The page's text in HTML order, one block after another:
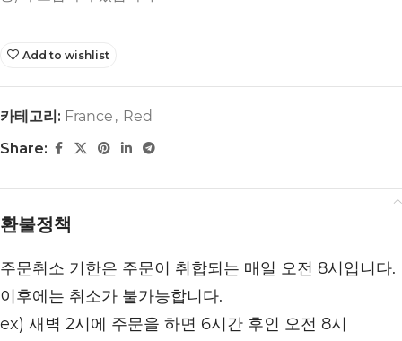
Add to wishlist
카테고리: France , Red
Share:
환불정책
주문취소 기한은 주문이 취합되는 매일 오전 8시입니다.
이후에는 취소가 불가능합니다.
ex) 새벽 2시에 주문을 하면 6시간 후인 오전 8시